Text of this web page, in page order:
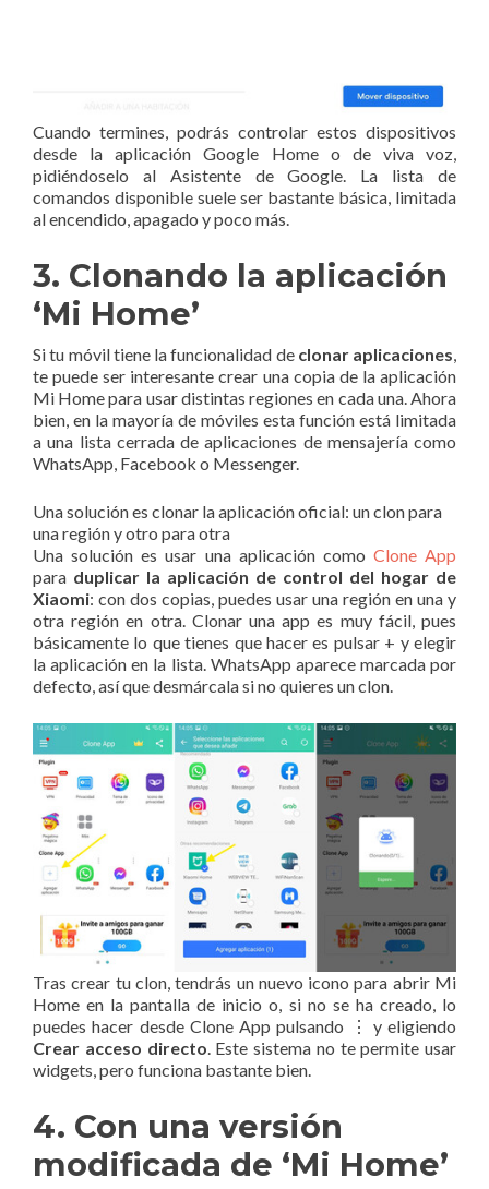
Cuando termines, podrás controlar estos dispositivos
desde la aplicación Google Home o de viva voz,
pidiéndoselo al Asistente de Google. La lista de
comandos disponible suele ser bastante básica, limitada
al encendido, apagado y poco más.
3. Clonando la aplicación
‘Mi Home’
Si tu móvil tiene la funcionalidad de clonar aplicaciones,
te puede ser interesante crear una copia de la aplicación
Mi Home para usar distintas regiones en cada una. Ahora
bien, en la mayoría de móviles esta función está limitada
a una lista cerrada de aplicaciones de mensajería como
WhatsApp, Facebook o Messenger.
Una solución es clonar la aplicación oficial: un clon para
una región y otro para otra
Una solución es usar una aplicación como Clone App
para duplicar la aplicación de control del hogar de
Xiaomi: con dos copias, puedes usar una región en una y
otra región en otra. Clonar una app es muy fácil, pues
básicamente lo que tienes que hacer es pulsar + y elegir
la aplicación en la lista. WhatsApp aparece marcada por
defecto, así que desmárcala si no quieres un clon.
Tras crear tu clon, tendrás un nuevo icono para abrir Mi
Home en la pantalla de inicio o, si no se ha creado, lo
puedes hacer desde Clone App pulsando ⋮ y eligiendo
Crear acceso directo. Este sistema no te permite usar
widgets, pero funciona bastante bien.
4. Con una versión
modificada de ‘Mi Home’